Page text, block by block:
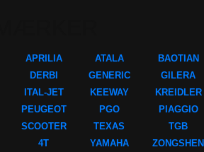
APRILIA
DERBI
ITAL-JET
PEUGEOT
SCOOTER
4T
ATALA
GENERIC
KEEWAY
PGO
TEXAS
YAMAHA
BAOTIAN
GILERA
KREIDLER
PIAGGIO
TGB
ZONGSHEN